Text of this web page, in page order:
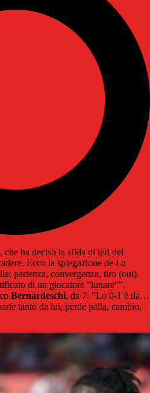
, che ha deciso la sfida di ieri del
Ecco la spiegazione de La
partenza, convergenza, tiro (out).
di un giocatore “lunare”".
Bernardeschi, da 7: "Lo 0-1 è da…
tanto da lui, perde palla, cambio,